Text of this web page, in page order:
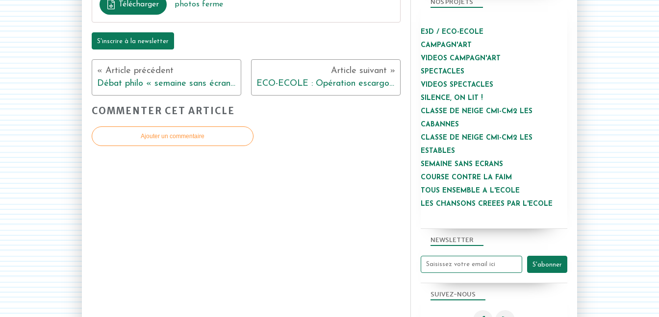
Télécharger photos ferme
S'inscrire à la newsletter
Débat philo « semaine sans écrans » : L’homme appartient-il à la nature ? ECO-ECOLE : Opération escargots
COMMENTER CET ARTICLE
Ajouter un commentaire
NEWSLETTER
SUIVEZ-NOUS
NOS PROJETS
E3D / ECO-ECOLE
CAMPAGN'ART
VIDEOS CAMPAGN'ART
SPECTACLES
VIDEOS SPECTACLES
SILENCE, ON LIT !
CLASSE DE NEIGE CM1-CM2 LES
CABANNES
CLASSE DE NEIGE CM1-CM2 LES
ESTABLES
SEMAINE SANS ECRANS
COURSE CONTRE LA FAIM
TOUS ENSEMBLE A L'ECOLE
LES CHANSONS CREEES PAR L'ECOLE